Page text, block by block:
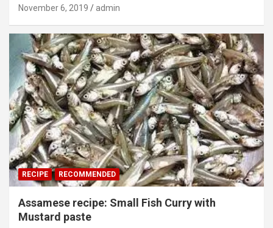
November 6, 2019 admin
RECIPE RECOMMENDED
Assamese recipe: Small Fish Curry with
Mustard paste